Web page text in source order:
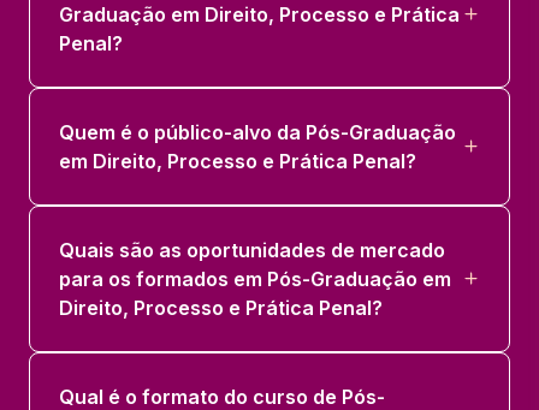
Graduação em Direito, Processo e Prática
Penal?
Quem é o público-alvo da Pós-Graduação
em Direito, Processo e Prática Penal?
Quais são as oportunidades de mercado
para os formados em Pós-Graduação em
Direito, Processo e Prática Penal?
Qual é o formato do curso de Pós-